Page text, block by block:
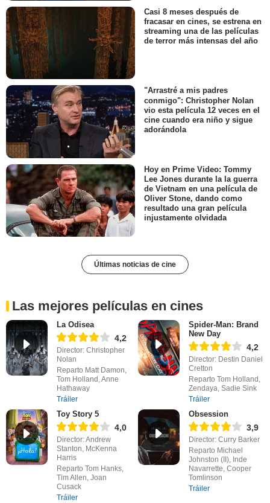
Casi 8 meses después de
fracasar en cines, se estrena en
streaming una de las películas
de terror más intensas del año
"Arrastré a mis padres
conmigo": Christopher Nolan
vio esta película 12 veces en el
cine cuando era niño y sigue
adorándola
Hoy en Prime Video: Tommy
Lee Jones durante la la guerra
de Vietnam en una película de
Oliver Stone, dando como
resultado una gran película
injustamente olvidada
Últimas noticias de cine
Las mejores películas en cines
La Odisea
4,2
Director: Christopher
Nolan
Reparto Matt Damon,
Tom Holland, Anne
Hathaway
Tráiler
Spider-Man: Brand
New Day
4,2
Director: Destin Daniel
Cretton
Reparto Tom Holland,
Zendaya, Sadie Sink
Tráiler
Toy Story 5
4,0
Director: Andrew
Stanton, McKenna
Harris
Reparto Tom Hanks,
Tim Allen, Joan
Cusack
Tráiler
Obsession
3,9
Director: Curry Barker
Reparto Michael
Johnston (II), Inde
Navarrette, Cooper
Tomlinson
Tráiler